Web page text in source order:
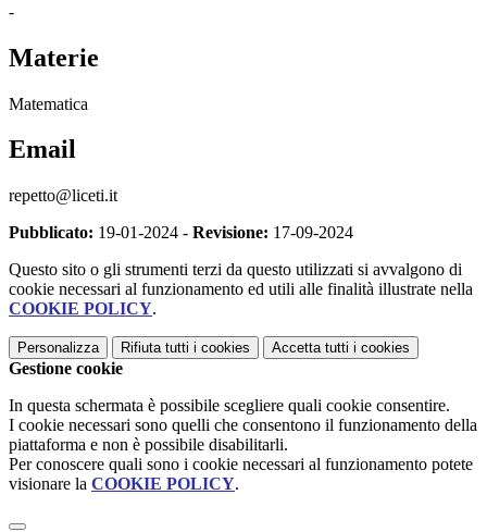
-
Materie
Matematica
Email
repetto@liceti.it
Pubblicato: 19-01-2024 - Revisione: 17-09-2024
Questo sito o gli strumenti terzi da questo utilizzati si avvalgono di
cookie necessari al funzionamento ed utili alle finalità illustrate nella
COOKIE POLICY.
Personalizza Rifiuta tutti i cookies Accetta tutti i cookies
Gestione cookie
In questa schermata è possibile scegliere quali cookie consentire.
I cookie necessari sono quelli che consentono il funzionamento della
piattaforma e non è possibile disabilitarli.
Per conoscere quali sono i cookie necessari al funzionamento potete
visionare la COOKIE POLICY.